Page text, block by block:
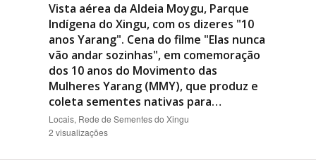
Vista aérea da Aldeia Moygu, Parque
Indígena do Xingu, com os dizeres "10
anos Yarang". Cena do filme "Elas nunca
vão andar sozinhas", em comemoração
dos 10 anos do Movimento das
Mulheres Yarang (MMY), que produz e
coleta sementes nativas para…
Locais, Rede de Sementes do Xingu
2 visualizações